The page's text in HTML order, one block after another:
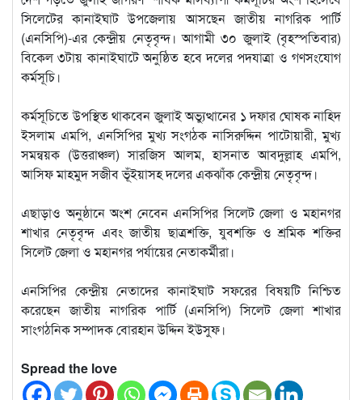
সিলেটের কানাইঘাট উপজেলায় আসছেন জাতীয় নাগরিক পার্টি
(এনসিপি)-এর কেন্দ্রীয় নেতৃবৃন্দ। আগামী ৩০ জুলাই (বৃহস্পতিবার)
বিকেল ৩টায় কানাইঘাটে অনুষ্ঠিত হবে দলের পদযাত্রা ও গণসংযোগ
কর্মসূচি।
কর্মসূচিতে উপস্থিত থাকবেন জুলাই অভ্যুত্থানের ১ দফার ঘোষক নাহিদ
ইসলাম এমপি, এনসিপির মুখ্য সংগঠক নাসিরুদ্দিন পাটোয়ারী, মুখ্য
সমন্বয়ক (উত্তরাঞ্চল) সারজিস আলম, হাসনাত আবদুল্লাহ এমপি,
আসিফ মাহমুদ সজীব ভূঁইয়াসহ দলের একঝাঁক কেন্দ্রীয় নেতৃবৃন্দ।
এছাড়াও অনুষ্ঠানে অংশ নেবেন এনসিপির সিলেট জেলা ও মহানগর
শাখার নেতৃবৃন্দ এবং জাতীয় ছাত্রশক্তি, যুবশক্তি ও শ্রমিক শক্তির
সিলেট জেলা ও মহানগর পর্যায়ের নেতাকর্মীরা।
এনসিপির কেন্দ্রীয় নেতাদের কানাইঘাট সফরের বিষয়টি নিশ্চিত
করেছেন জাতীয় নাগরিক পার্টি (এনসিপি) সিলেট জেলা শাখার
সাংগঠনিক সম্পাদক বোরহান উদ্দিন ইউসুফ।
Spread the love